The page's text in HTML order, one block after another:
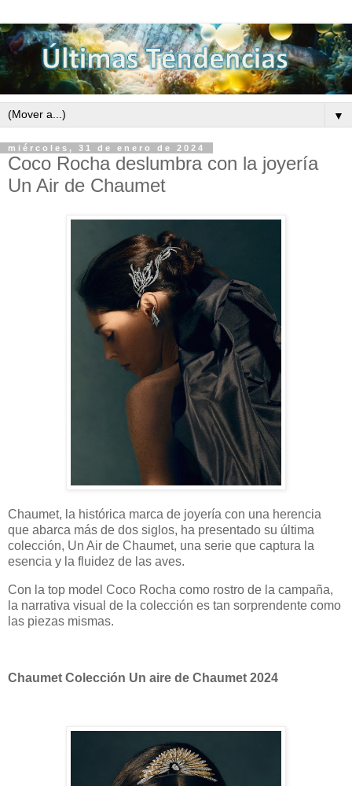
▼
miércoles, 31 de enero de 2024
Coco Rocha deslumbra con la joyería
Un Air de Chaumet
Chaumet, la histórica marca de joyería con una herencia
que abarca más de dos siglos, ha presentado su última
colección, Un Air de Chaumet, una serie que captura la
esencia y la fluidez de las aves.
Con la top model Coco Rocha como rostro de la campaña,
la narrativa visual de la colección es tan sorprendente como
las piezas mismas.
Chaumet Colección Un aire de Chaumet 2024